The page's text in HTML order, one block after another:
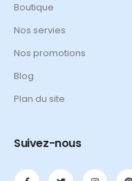
Boutique
Nos servies
Nos promotions
Blog
Plan du site
Suivez-nous